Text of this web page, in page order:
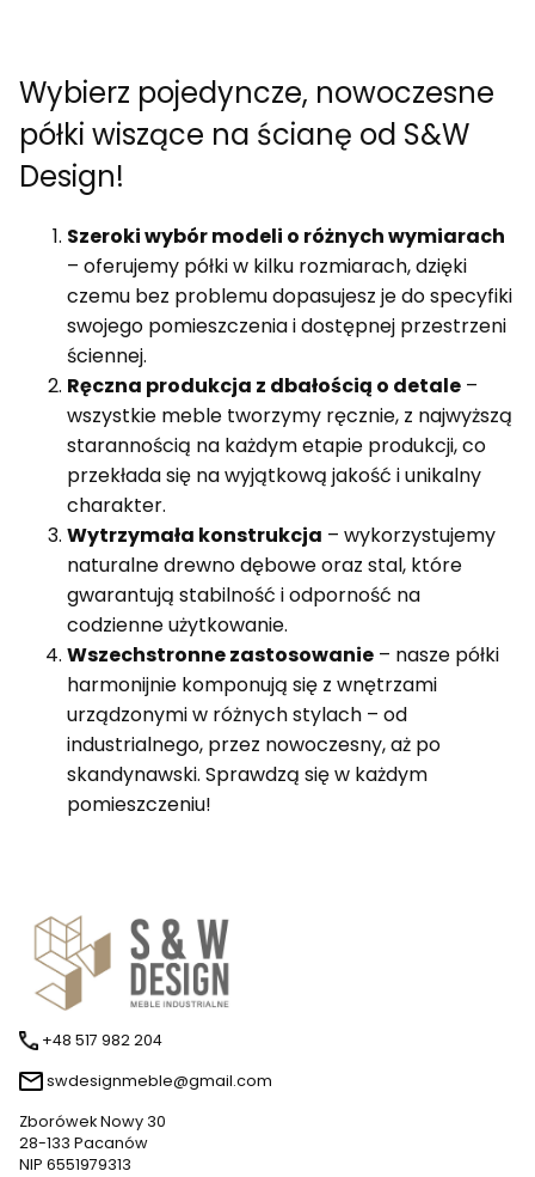
Wybierz pojedyncze, nowoczesne
półki wiszące na ścianę od S&W
Design!
Szeroki wybór modeli o różnych wymiarach
– oferujemy półki w kilku rozmiarach, dzięki
czemu bez problemu dopasujesz je do specyfiki
swojego pomieszczenia i dostępnej przestrzeni
ściennej.
Ręczna produkcja z dbałością o detale –
wszystkie meble tworzymy ręcznie, z najwyższą
starannością na każdym etapie produkcji, co
przekłada się na wyjątkową jakość i unikalny
charakter.
Wytrzymała konstrukcja – wykorzystujemy
naturalne drewno dębowe oraz stal, które
gwarantują stabilność i odporność na
codzienne użytkowanie.
Wszechstronne zastosowanie – nasze półki
harmonijnie komponują się z wnętrzami
urządzonymi w różnych stylach – od
industrialnego, przez nowoczesny, aż po
skandynawski. Sprawdzą się w każdym
pomieszczeniu!
+48 517 982 204
swdesignmeble@gmail.com
Zborówek Nowy 30
28-133 Pacanów
NIP 6551979313